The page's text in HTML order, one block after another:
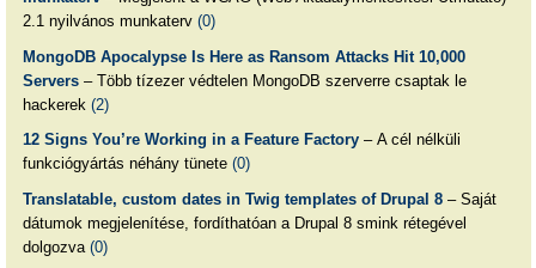
2.1 nyilvános munkaterv (0)
MongoDB Apocalypse Is Here as Ransom Attacks Hit 10,000
Servers– Több tízezer védtelen MongoDB szerverre csaptak le
hackerek (2)
12 Signs You’re Working in a Feature Factory– A cél nélküli
funkciógyártás néhány tünete (0)
Translatable, custom dates in Twig templates of Drupal 8– Saját
dátumok megjelenítése, fordíthatóan a Drupal 8 smink rétegével
dolgozva (0)